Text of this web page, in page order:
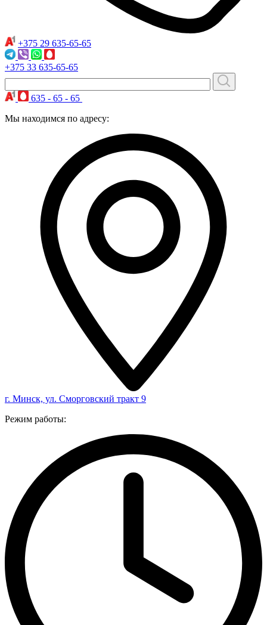
+375 29 635-65-65
+375 33 635-65-65
635 - 65 - 65
Мы находимся по адресу:
г. Минск, ул. Сморговский тракт 9
Режим работы: